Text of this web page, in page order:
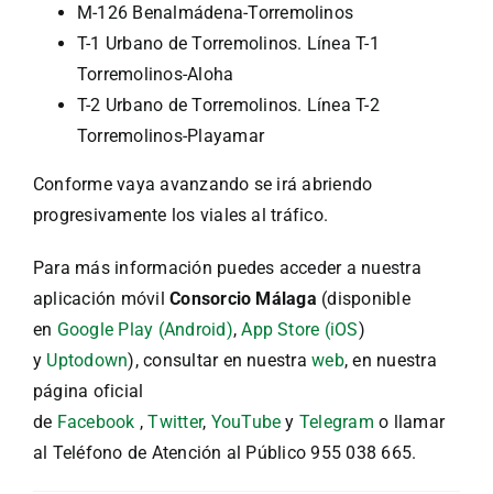
M-126 Benalmádena-Torremolinos
T-1 Urbano de Torremolinos. Línea T-1
Torremolinos-Aloha
T-2 Urbano de Torremolinos. Línea T-2
Torremolinos-Playamar
Conforme vaya avanzando se irá abriendo
progresivamente los viales al tráfico.
Para más información puedes acceder a nuestra
aplicación móvilConsorcio Málaga (disponible
en Google Play (Android),App Store (iOS)
y Uptodown), consultar en nuestraweb, en nuestra
página oficial
de Facebook ,Twitter, YouTube y Telegramo llamar
al Teléfono de Atención al Público 955 038 665.